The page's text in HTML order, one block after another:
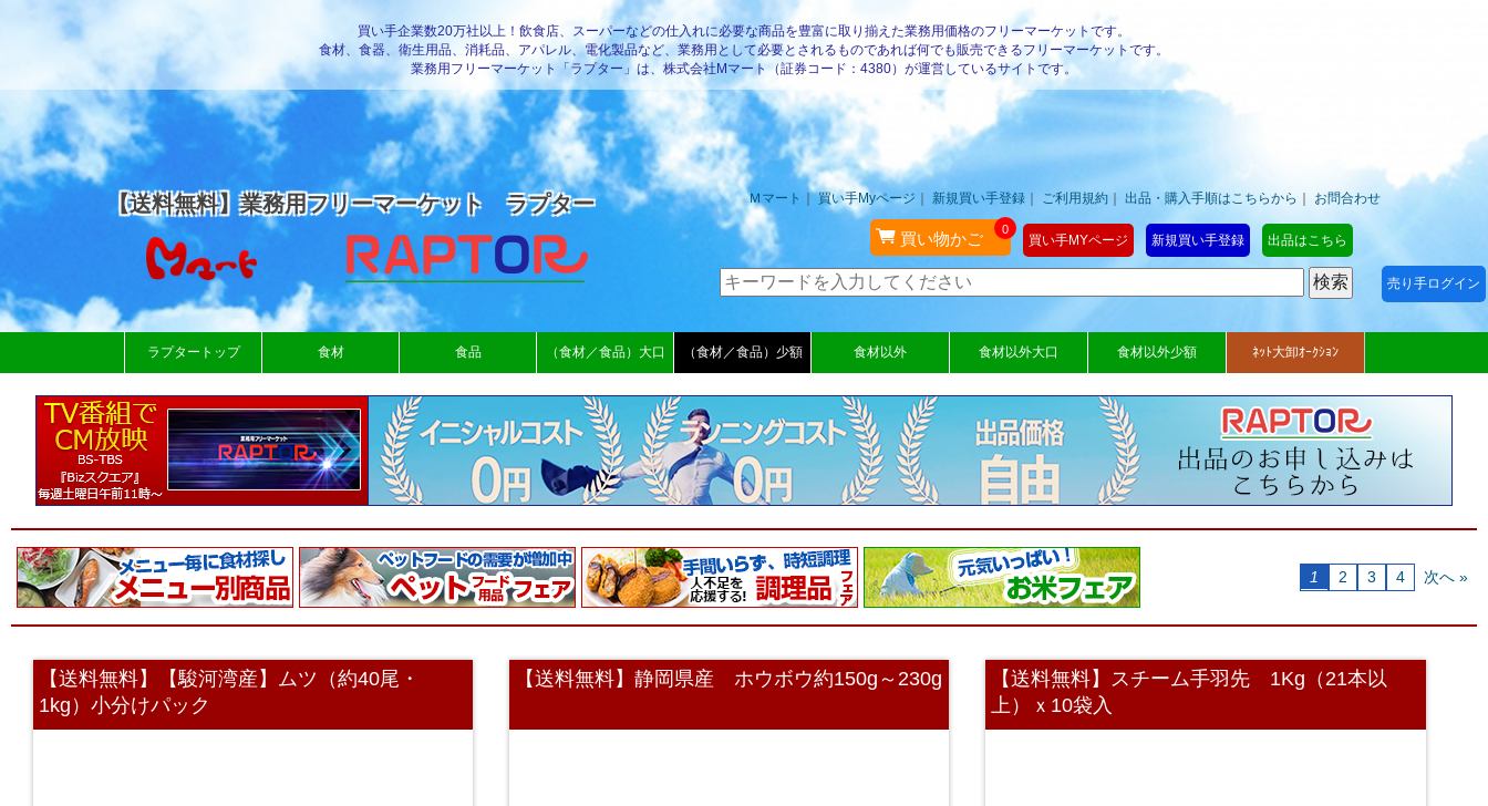
買い手企業数20万社以上！飲食店、スーパーなどの仕入れに必要な商品を豊富に取り揃えた業務用価格のフリーマーケットです。
食材、食器、衛生用品、消耗品、アパレル、電化製品など、業務用として必要とされるものであれば何でも販売できるフリーマーケットです。
業務用フリーマーケット「ラプター」は、株式会社Mマート（証券コード：4380）が運営しているサイトです。
【送料無料】業務用フリーマーケット ラプター Ｍマート ｜買い手Myページ 新規買い手登録 ご利用規約 出品・購入手順はこちらから お問合わせ
売り手ログイン
買い物かご 0
買い手MYページ 新規買い手登録 出品はこちら
ラプタートップ 食材 食品 （食材／食品）大口 （食材／食品）少額 食材以外 食材以外大口 食材以外少額 ﾈｯﾄ大卸ｵｰｸｼｮﾝ
1 2 3 4 次へ »
【送料無料】【駿河湾産】ムツ（約40尾・
1kg）小分けパック
【送料無料】静岡県産 ホウボウ約150g～230g
【送料無料】スチーム手羽先 1Kg（21本以
上）ｘ10袋入